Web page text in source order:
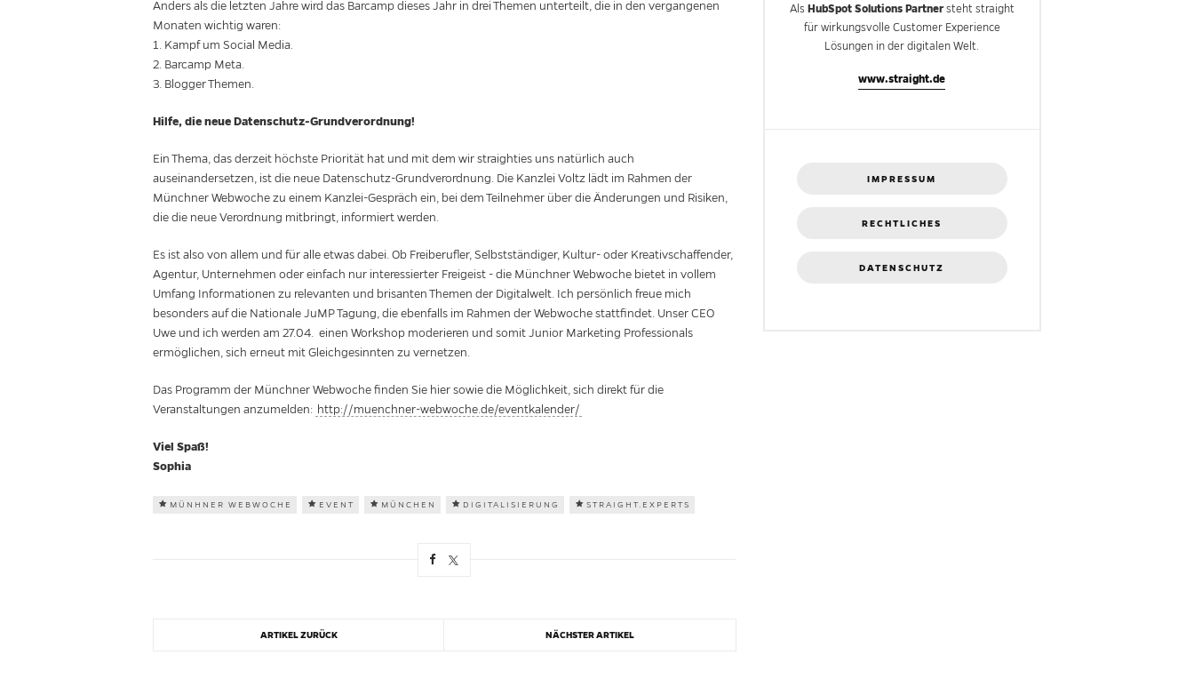
Anders als die letzten Jahre wird das Barcamp dieses Jahr in drei Themen unterteilt, die in den vergangenen
Monaten wichtig waren:
1. Kampf um Social Media.
2. Barcamp Meta.
3. Blogger Themen.
Hilfe, die neue Datenschutz-Grundverordnung!
Ein Thema, das derzeit höchste Priorität hat und mit dem wir straighties uns natürlich auch
auseinandersetzen, ist die neue Datenschutz-Grundverordnung. Die Kanzlei Voltz lädt im Rahmen der
Münchner Webwoche zu einem Kanzlei-Gespräch ein, bei dem Teilnehmer über die Änderungen und Risiken,
die die neue Verordnung mitbringt, informiert werden.
Es ist also von allem und für alle etwas dabei. Ob Freiberufler, Selbstständiger, Kultur- oder Kreativschaffender,
Agentur, Unternehmen oder einfach nur interessierter Freigeist - die Münchner Webwoche bietet in vollem
Umfang Informationen zu relevanten und brisanten Themen der Digitalwelt. Ich persönlich freue mich
besonders auf die Nationale JuMP Tagung, die ebenfalls im Rahmen der Webwoche stattfindet. Unser CEO
Uwe und ich werden am 27.04. einen Workshop moderieren und somit Junior Marketing Professionals
ermöglichen, sich erneut mit Gleichgesinnten zu vernetzen.
Das Programm der Münchner Webwoche finden Sie hier sowie die Möglichkeit, sich direkt für die
Veranstaltungen anzumelden: http://muenchner-webwoche.de/eventkalender/
Viel Spaß!
Sophia
MÜNHNER WEBWOCHE EVENT MÜNCHEN DIGITALISIERUNG STRAIGHT.EXPERTS
ARTIKEL ZURÜCK NÄCHSTER ARTIKEL
Als HubSpot Solutions Partnersteht straight
für wirkungsvolle Customer Experience
Lösungen in der digitalen Welt.
www.straight.de
IMPRESSUM
RECHTLICHES
DATENSCHUTZ